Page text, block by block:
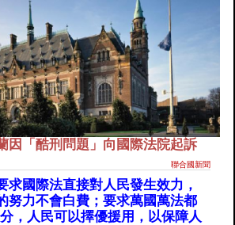
因「酷刑問題」向國際法院起訴
聯合國新聞
求國際法直接對人民發生效力，
努力不會白費；要求萬國萬法都
，人民可以擇優援用，以保障人